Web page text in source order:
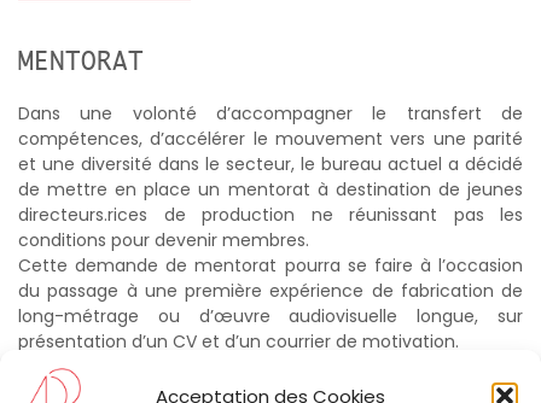
Acceptation des Cookies
MENTORAT
Dans une volonté d’accompagner le transfert de
compétences, d’accélérer le mouvement vers une parité
et une diversité dans le secteur, le bureau actuel a décidé
de mettre en place un mentorat à destination de jeunes
directeurs.rices de production ne réunissant pas les
conditions pour devenir membres.
Cette demande de mentorat pourra se faire à l’occasion
du passage à une première expérience de fabrication de
long-métrage ou d’œuvre audiovisuelle longue, sur
présentation d’un CV et d’un courrier de motivation.
Contacter les membres du bureau en charge pour toute